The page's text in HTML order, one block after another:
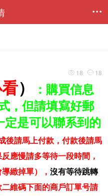

 18  18
）
：購買信息
，但請填寫好郵
是可以聯系到的
後請馬上付款 ，付款後請馬
應慢請多等待一段時間，
緻掉單）， 沒有等待跳轉
二維碼下面的商戶訂單号請